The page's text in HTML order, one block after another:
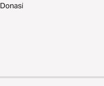
Donasi